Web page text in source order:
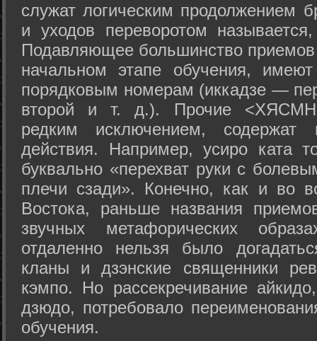
служат логическим продолжением
и уходов переворотом
Подавляющее большинство
начальном этапе обучения,
порядковым номерам (иккадзе —
второй и т. д.). Прочие
редким исключением, содержат
действия. Например, усиро ката
буквально «перехват руки с
плечи сзади». Конечно, как и во
Востока, раньше названия
звучных метафорических
отдаленно нельзя было
кланы и дзэнские священники
кэмпо. Но рассекречивание
дзюдо, потребовало
обучения.